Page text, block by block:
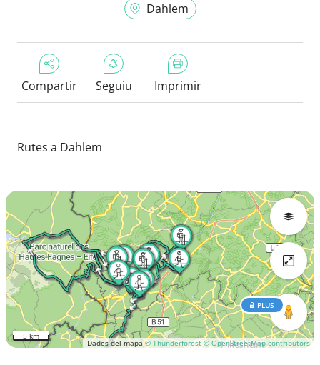
Dahlem
Compartir Seguiu Imprimir
Rutes a Dahlem
Dades del mapa© Thunderforest © OpenStreetMap contributors
PLUS
5 km